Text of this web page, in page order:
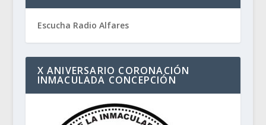
Escucha Radio Alfares
X ANIVERSARIO CORONACIÓN
INMACULADA CONCEPCIÓN